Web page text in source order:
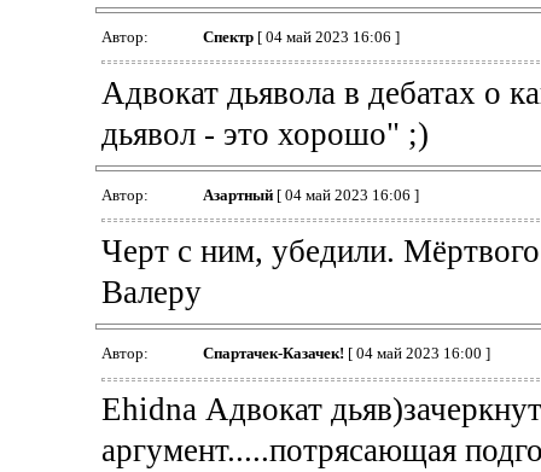
Автор: Спектр[ 04 май 2023 16:06 ]
Адвокат дьявола в дебатах о
дьявол - это хорошо" ;)
Автор: Азартный[ 04 май 2023 16:06 ]
Черт с ним, убедили.
Валеру
Автор: Спартачек-Казачек! [ 04 май 2023 16:00 ]
Ehidna Адвокат
аргумент.....потрясающая